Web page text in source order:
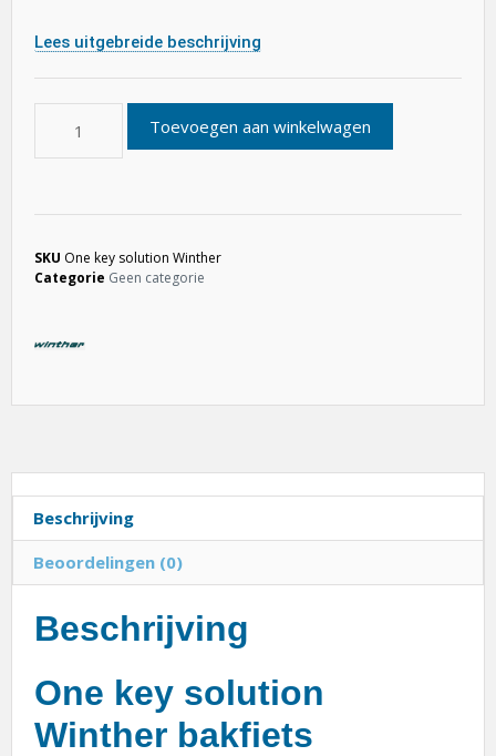
Lees uitgebreide beschrijving
Toevoegen aan winkelwagen
SKU One key solution Winther
Categorie Geen categorie
Beschrijving
Beoordelingen (0)
Beschrijving
One key solution
Winther bakfiets